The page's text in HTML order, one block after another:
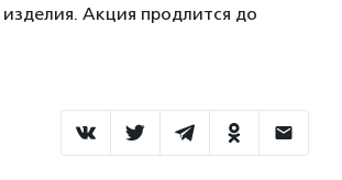
Акция продлится до